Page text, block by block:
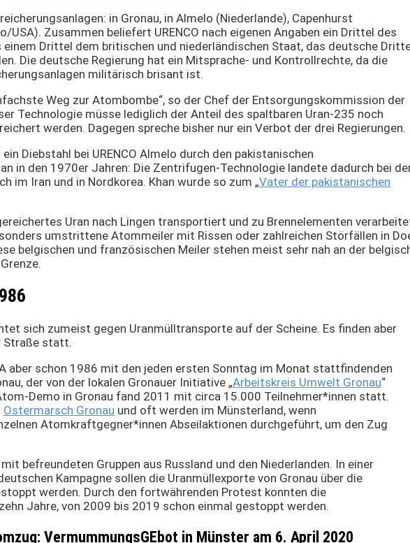
in Gronau, in Almelo (Niederlande), Capenhurst
USA). Zusammen beliefert URENCO nach eigenen Angaben ein Drittel des
einem Drittel dem britischen und niederländischen Staat, das deutsche
Die deutsche Regierung hat ein Mitsprache- und Kontrollrechte, da die
militärisch brisant ist.
Weg zur Atombombe“, so der Chef der Entsorgungskommission der
Technologie müsse lediglich der Anteil des spaltbaren Uran-235 noch
werden. Dagegen spreche bisher nur ein Verbot der drei Regierungen.
Diebstahl bei URENCO Almelo durch den pakistanischen
in den 1970er Jahren: Die Zentrifugen-Technologie landete dadurch bei
im Iran und in Nordkorea. Khan wurde so zum „Vater der pakistanischen
Uran nach Lingen transportiert und zu Brennelementen
umstrittene Atommeiler mit Rissen oder zahlreichen Störfällen in
belgischen und französischen Meiler stehen meist sehr nah an der
sich zumeist gegen Uranmülltransporte auf der Scheine. Es finden aber
Straße statt.
aber schon 1986 mit den jeden ersten Sonntag im Monat stattfindenden
der von der lokalen Gronauer Initiative „Arbeitskreis Umwelt Gronau“
Demo in Gronau fand 2011 mit circa 15.000 Teilnehmer*innen statt.
Ostermarsch Gronau und oft werden im Münsterland, wenn
Atomkraftgegner*innen Abseilaktionen durchgeführt, um den Zug
befreundeten Gruppen aus Russland und den Niederlanden. In einer
Kampagne sollen die Uranmüllexporte von Gronau über die
werden. Durch den fortwährenden Protest konnten die
Jahre, von 2009 bis 2019 schon einmal gestoppt werden.
VermummungsGEbot in Münster am 6. April 2020